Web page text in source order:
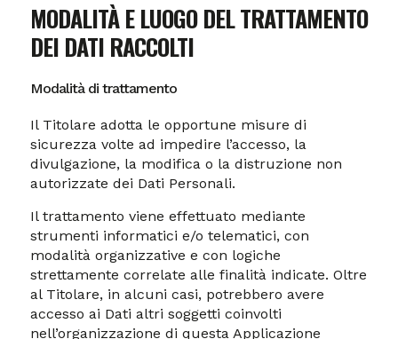
MODALITÀ E LUOGO DEL TRATTAMENTO
DEI DATI RACCOLTI
Modalità di trattamento
Il Titolare adotta le opportune misure di
sicurezza volte ad impedire l’accesso, la
divulgazione, la modifica o la distruzione non
autorizzate dei Dati Personali.
Il trattamento viene effettuato mediante
strumenti informatici e/o telematici, con
modalità organizzative e con logiche
strettamente correlate alle finalità indicate. Oltre
al Titolare, in alcuni casi, potrebbero avere
accesso ai Dati altri soggetti coinvolti
nell’organizzazione di questa Applicazione